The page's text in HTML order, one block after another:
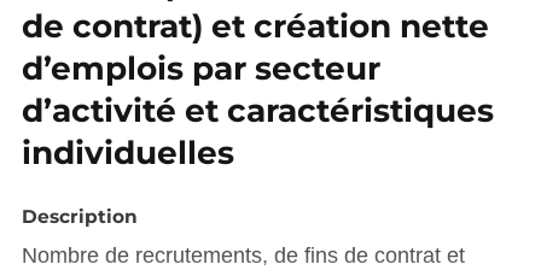
de contrat) et création nette
d’emplois par secteur
d’activité et caractéristiques
individuelles
Description
Nombre de recrutements, de fins de contrat et